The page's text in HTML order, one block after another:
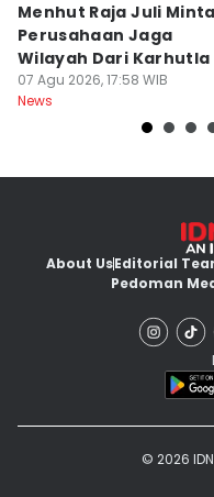
Menhut Raja Juli Minta
Perusahaan Jaga
Wilayah Dari Karhutla
07 Agu 2026, 17:58 WIB
News
About UsEditorial
Pedoman
© 2026